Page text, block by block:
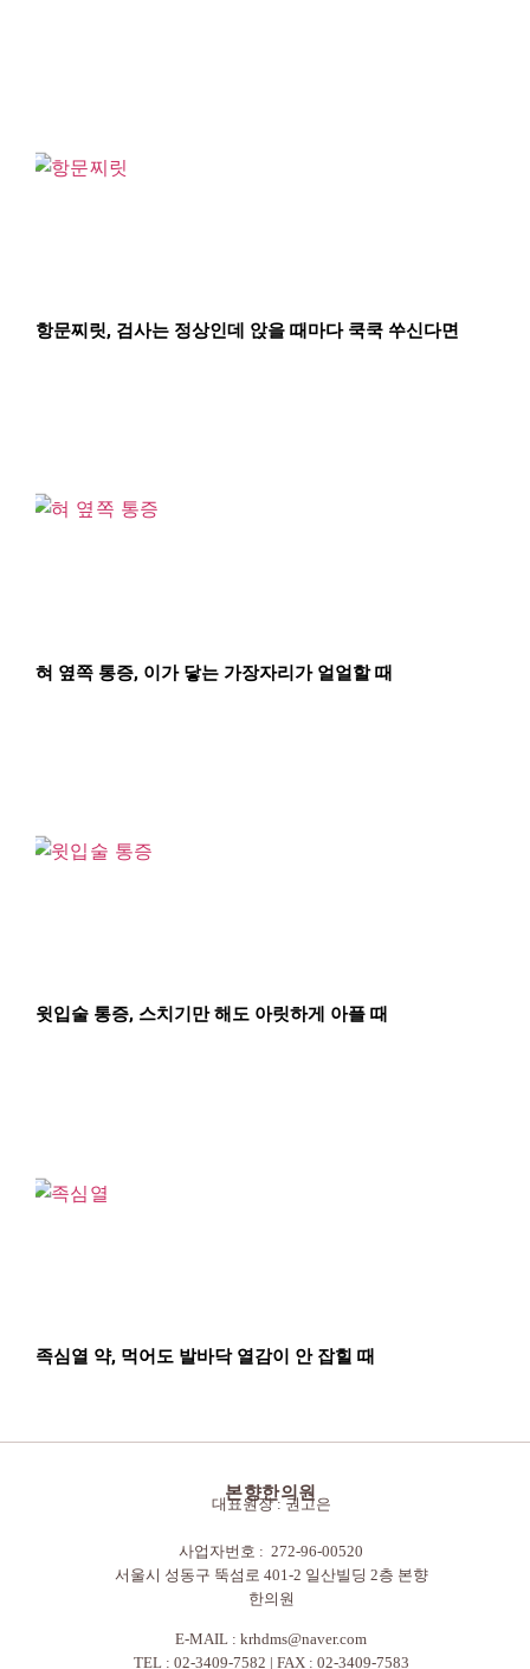
항문찌릿, 검사는 정상인데 앉을 때마다 쿡쿡 쑤신다면
혀 옆쪽 통증, 이가 닿는 가장자리가 얼얼할 때
윗입술 통증, 스치기만 해도 아릿하게 아플 때
족심열 약, 먹어도 발바닥 열감이 안 잡힐 때
본향한의원
대표원장 : 권고은
사업자번호 : 272-96-00520
서울시 성동구 뚝섬로 401-2 일산빌딩 2층 본향
한의원
E-MAIL : krhdms@naver.com
TEL : 02-3409-7582 | FAX : 02-3409-7583